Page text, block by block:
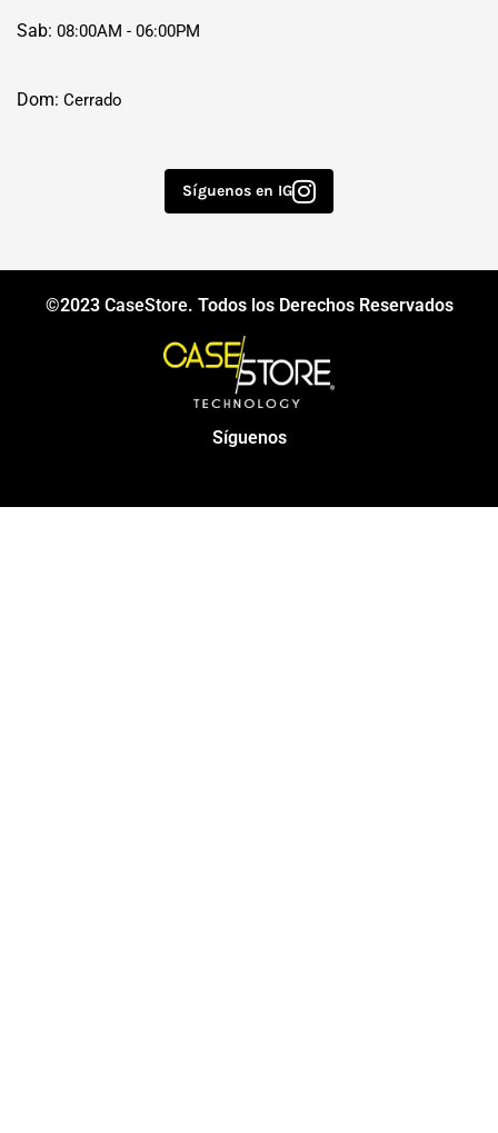
Sab: 08:00AM - 06:00PM
Dom: Cerrado
Síguenos en IG
©2023 CaseStore. Todos los Derechos Reservados
Síguenos